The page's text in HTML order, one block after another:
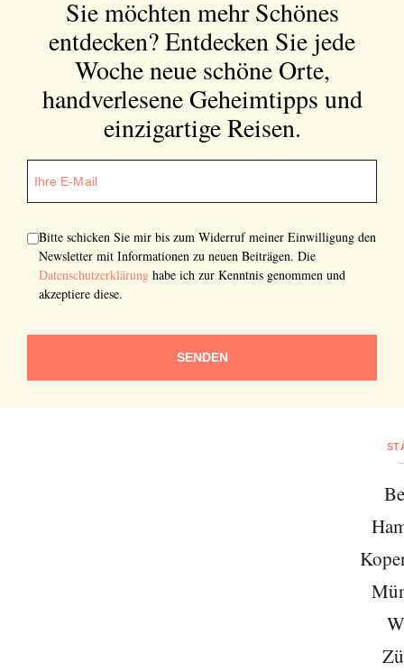
Sie möchten mehr Schönes
entdecken?Entdecken Sie jede
Woche neue schöne Orte,
handverlesene Geheimtipps und
einzigartige Reisen.
Bitte schicken Sie mir bis zum Widerruf meiner Einwilligung den
Newsletter mit Informationen zu neuen Beiträgen. Die
Datenschutzerklärung habe ich zur Kenntnis genommen und
akzeptiere diese.
SENDEN